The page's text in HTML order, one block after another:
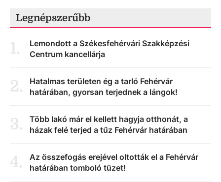
Legnépszerűbb
1.
Lemondott a Székesfehérvári Szakképzési
Centrum kancellárja
2.
Hatalmas területen ég a tarló Fehérvár
határában, gyorsan terjednek a lángok!
3.
Több lakó már el kellett hagyja otthonát, a
házak felé terjed a tűz Fehérvár határában
4.
Az összefogás erejével oltották el a Fehérvár
határában tomboló tüzet!